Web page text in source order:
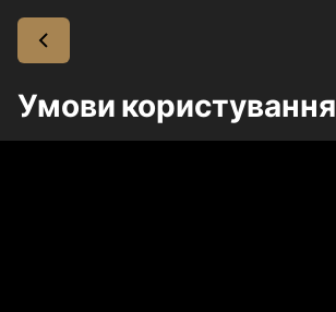
Умови користування